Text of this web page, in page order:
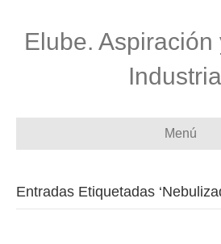
Elube. Aspiración
Menú
Entradas Etiquetadas